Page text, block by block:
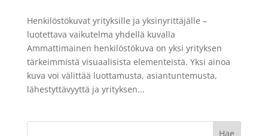
Henkilöstökuvat yrityksille ja yksinyrittäjälle –
luotettava vaikutelma yhdellä kuvalla
Ammattimainen henkilöstökuva on yksi yrityksen
tärkeimmistä visuaalisista elementeistä. Yksi ainoa
kuva voi välittää luottamusta, asiantuntemusta,
lähestyttävyyttä ja yrityksen...